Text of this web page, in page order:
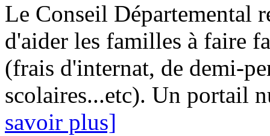
Le Conseil Départemental
d'aider les familles à faire
(frais d'internat, de demi-
scolaires...etc). Un portail
savoir plus]